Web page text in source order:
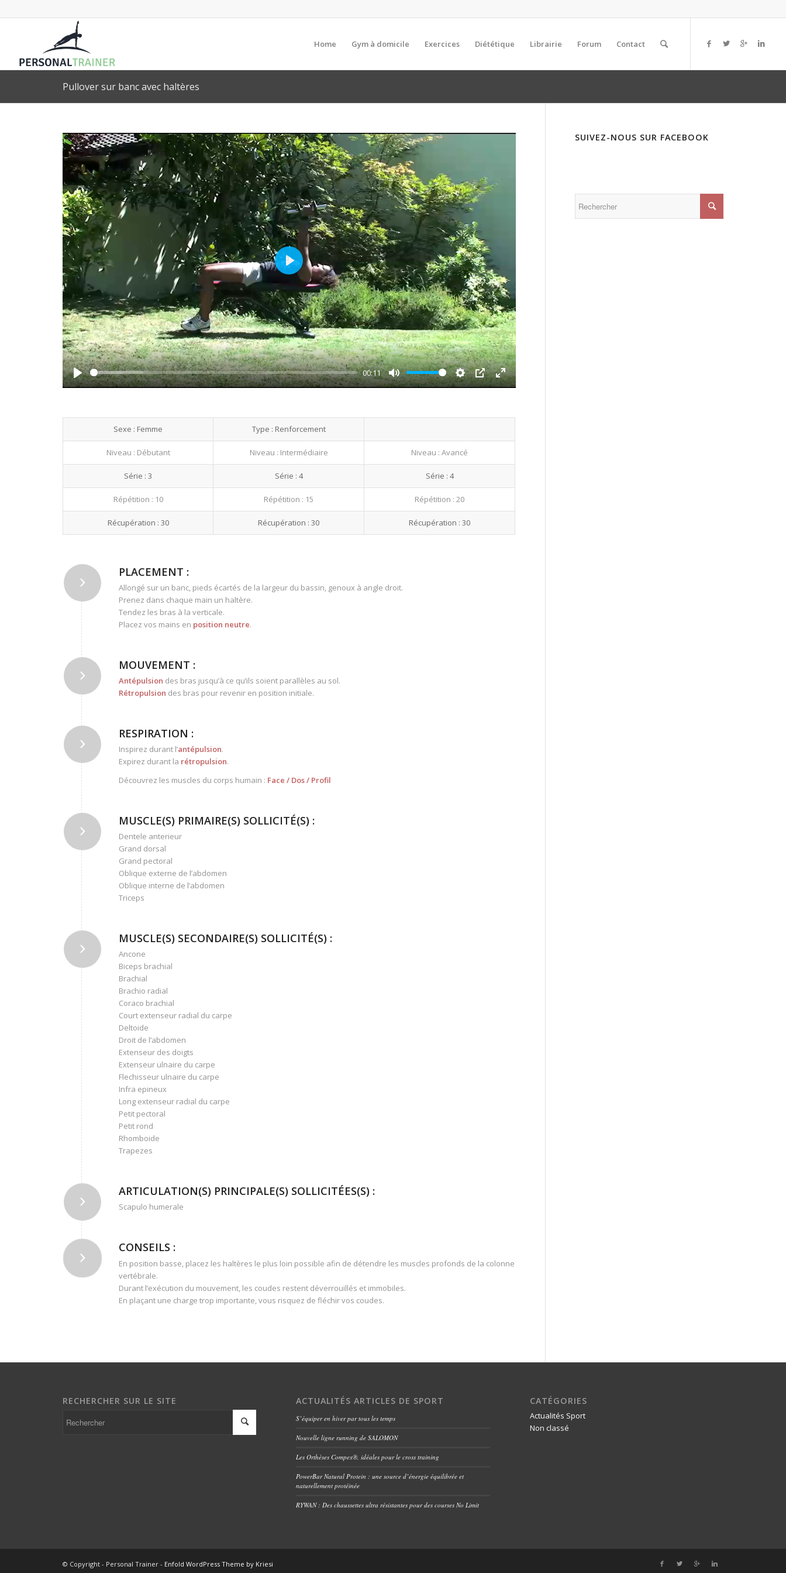
Home Gym à domicile Exercices Diététique Librairie Forum Contact
Pullover sur banc avec haltères
Play
00:11
Mute
Settings
PIP
Enter
Play
Sexe : Femme Type : Renforcement
Niveau : Débutant Niveau : Intermédiaire Niveau : Avancé
Série : 3 Série : 4 Série : 4
Répétition : 10 Répétition : 15 Répétition : 20
Récupération : 30 Récupération : 30 Récupération : 30
PLACEMENT :
Allongé sur un banc, pieds écartés de la largeur du bassin, genoux à angle droit.
Prenez dans chaque main un haltère.
Tendez les bras à la verticale.
Placez vos mains en position neutre.
MOUVEMENT :
Antépulsion des bras jusqu’à ce qu’ils soient parallèles au sol.
Rétropulsion des bras pour revenir en position initiale.
RESPIRATION :
Inspirez durant l’antépulsion.
Expirez durant la rétropulsion.
Découvrez les muscles du corps humain : Face / Dos/ Profil
MUSCLE(S) PRIMAIRE(S) SOLLICITÉ(S) :
Dentele anterieur
Grand dorsal
Grand pectoral
Oblique externe de l’abdomen
Oblique interne de l’abdomen
Triceps
MUSCLE(S) SECONDAIRE(S) SOLLICITÉ(S) :
Ancone
Biceps brachial
Brachial
Brachio radial
Coraco brachial
Court extenseur radial du carpe
Deltoide
Droit de l’abdomen
Extenseur des doigts
Extenseur ulnaire du carpe
Flechisseur ulnaire du carpe
Infra epineux
Long extenseur radial du carpe
Petit pectoral
Petit rond
Rhomboide
Trapezes
ARTICULATION(S) PRINCIPALE(S) SOLLICITÉES(S) :
Scapulo humerale
CONSEILS :
En position basse, placez les haltères le plus loin possible afin de détendre les muscles profonds de la colonne
vertébrale.
Durant l’exécution du mouvement, les coudes restent déverrouillés et immobiles.
En plaçant une charge trop importante, vous risquez de fléchir vos coudes.
SUIVEZ-NOUS SUR FACEBOOK
RECHERCHER SUR LE SITE ACTUALITÉS ARTICLES DE SPORT
S’équiper en hiver par tous les temps
Nouvelle ligne running de SALOMON
Les Orthèses Compex®, idéales pour le cross training
PowerBar Natural Protein : une source d’énergie équilibrée et
naturellement protéinée
RYWAN : Des chaussettes ultra résistantes pour des courses No Limit
CATÉGORIES
Actualités Sport
Non classé
© Copyright - Personal Trainer - Enfold WordPress Theme by Kriesi